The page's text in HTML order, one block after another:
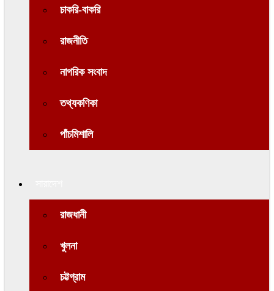
চাকরি-বাকরি
রাজনীতি
নাগরিক সংবাদ
তথ্যকণিকা
পাঁচমিশালি
রাজধানী
খুলনা
চট্টগ্রাম